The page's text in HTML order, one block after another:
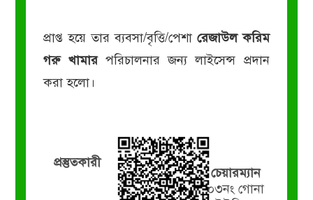
প্রাপ্ত হয়ে তার ব্যবসা/বৃত্তি/পেশা রেজাউল করিম
গরু খামার পরিচালনার জন্য লাইসেন্স প্রদান
করা হলো।
প্রস্তুতকারী
চেয়ারম্যান
০৩নং গোনা